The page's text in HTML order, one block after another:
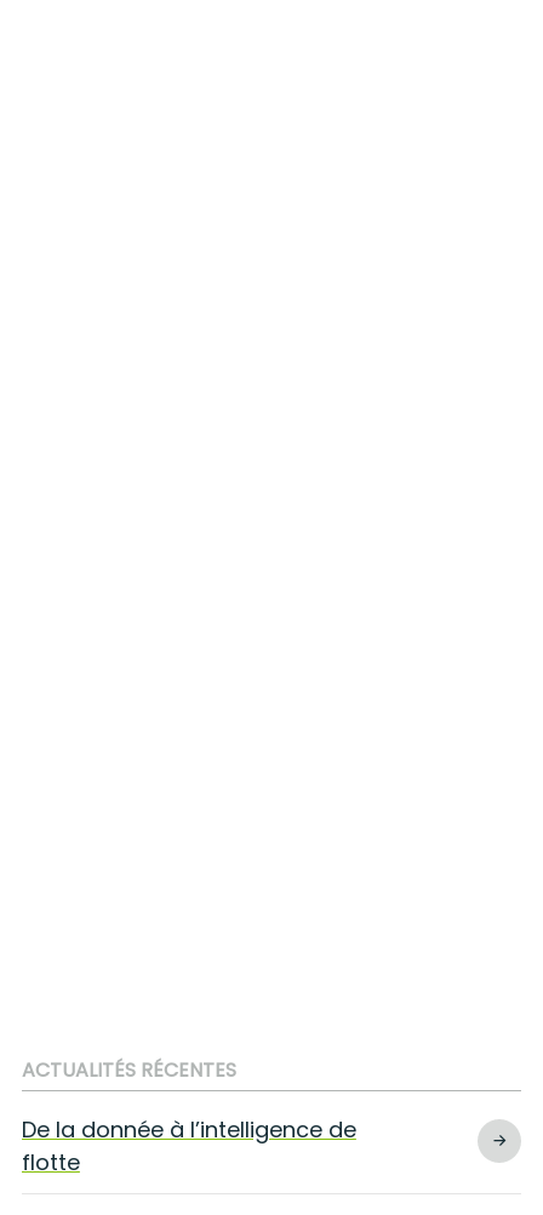
ACTUALITÉS RÉCENTES
De la donnée à l’intelligence de
flotte